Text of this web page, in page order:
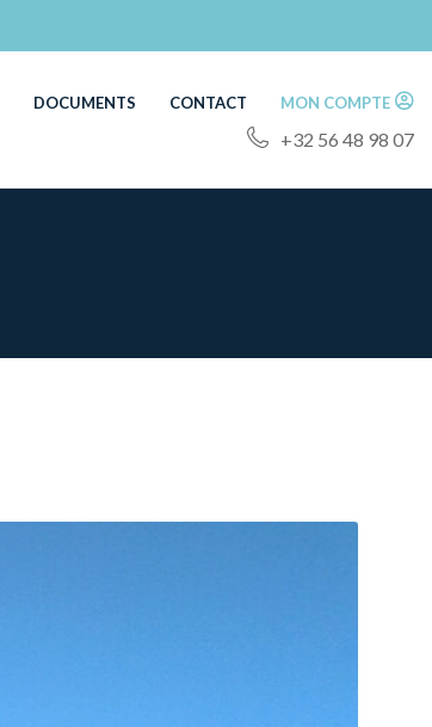
DOCUMENTS CONTACT MON COMPTE
+32 56 48 98 07